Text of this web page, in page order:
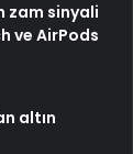
zam sinyali
ve AirPods
altın